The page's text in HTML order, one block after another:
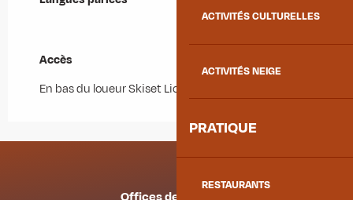
ACTIVITÉS CULTURELLES
ACTIVITÉS NEIGE
PRATIQUE
RESTAURANTS
Accès
Accès
En bas du loueur Skiset Lionel Sport